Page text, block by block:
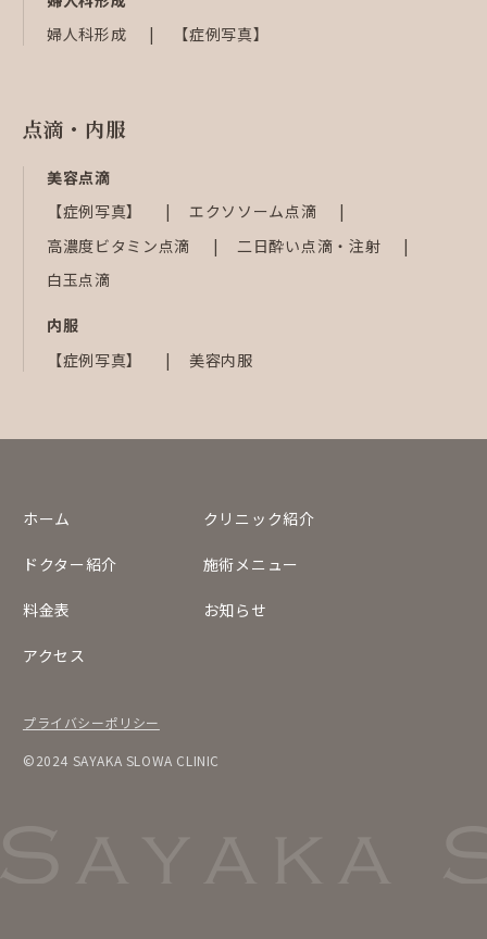
婦人科形成
【症例写真】
点滴・内服
美容点滴
【症例写真】
エクソソーム点滴
高濃度ビタミン点滴
二日酔い点滴・注射
白玉点滴
内服
【症例写真】
美容内服
ホーム クリニック紹介
ドクター紹介 施術メニュー
料金表 お知らせ
アクセス
プライバシーポリシー
©2024 SAYAKA SLOWA CLINIC